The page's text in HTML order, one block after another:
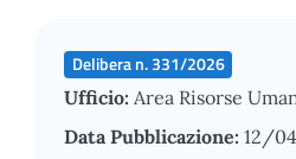
Delibera n. 331/2026
Ufficio: Area Risorse
Data Pubblicazione: 12/